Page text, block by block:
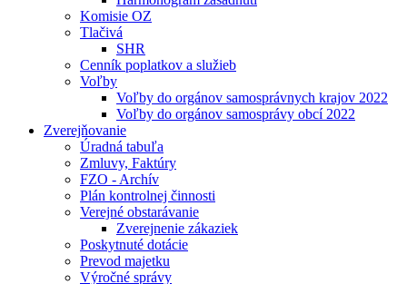
Komisie OZ
Tlačivá
SHR
Cenník poplatkov a služieb
Voľby
Voľby do orgánov samosprávnych krajov 2022
Voľby do orgánov samosprávy obcí 2022
Zverejňovanie
Úradná tabuľa
Zmluvy, Faktúry
FZO - Archív
Plán kontrolnej činnosti
Verejné obstarávanie
Zverejnenie zákaziek
Poskytnuté dotácie
Prevod majetku
Výročné správy